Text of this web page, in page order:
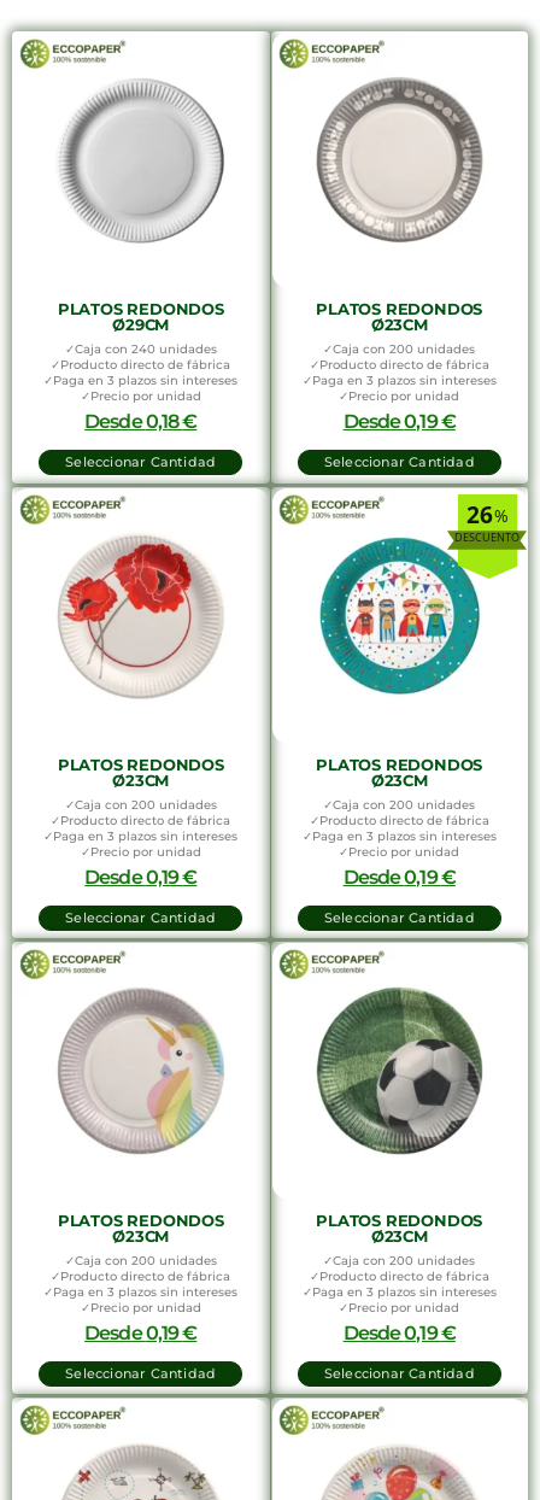
PLATOS REDONDOS
Ø29CM
✓Caja con 240 unidades
✓Producto directo de fábrica
✓Paga en 3 plazos sin intereses
✓Precio por unidad
Desde0,18€
Seleccionar Cantidad
PLATOS REDONDOS
Ø23CM
✓Caja con 200 unidades
✓Producto directo de fábrica
✓Paga en 3 plazos sin intereses
✓Precio por unidad
Desde0,19€
Seleccionar Cantidad
PLATOS REDONDOS
Ø23CM
✓Caja con 200 unidades
✓Producto directo de fábrica
✓Paga en 3 plazos sin intereses
✓Precio por unidad
Desde0,19€
Seleccionar Cantidad
%
26
PLATOS REDONDOS
Ø23CM
✓Caja con 200 unidades
✓Producto directo de fábrica
✓Paga en 3 plazos sin intereses
✓Precio por unidad
Desde0,19€
Seleccionar Cantidad
PLATOS REDONDOS
Ø23CM
✓Caja con 200 unidades
✓Producto directo de fábrica
✓Paga en 3 plazos sin intereses
✓Precio por unidad
Desde0,19€
Seleccionar Cantidad
PLATOS REDONDOS
Ø23CM
✓Caja con 200 unidades
✓Producto directo de fábrica
✓Paga en 3 plazos sin intereses
✓Precio por unidad
Desde0,19€
Seleccionar Cantidad